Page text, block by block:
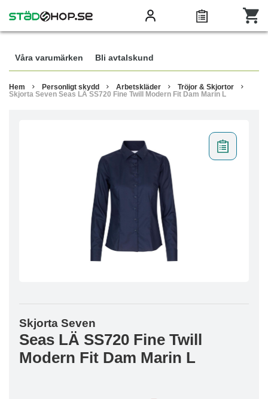
Våra varumärken Bli avtalskund
Hem Personligt skydd Arbetskläder
Tröjor & Skjortor
Skjorta Seven Seas LÄ SS720 Fine Twill Modern Fit Dam Marin L
Skjorta Seven
Seas LÄ SS720 Fine Twill
Modern Fit Dam Marin L